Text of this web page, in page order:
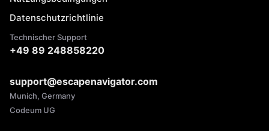
Datenschutzrichtlinie
Technischer Support
+49 89 248858220
support@escapenavigator.com
Munich, Germany
Codeum UG